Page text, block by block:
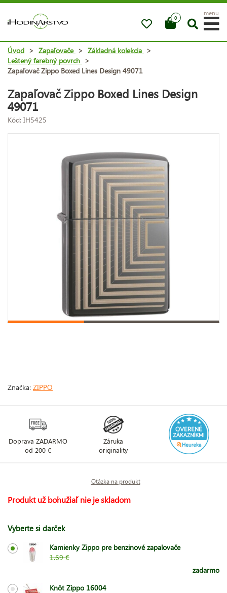
0
menu
Úvod > Zapaľovače > Základná kolekcia >
Leštený farebný povrch >
Zapaľovač Zippo Boxed Lines Design 49071
Zapaľovač Zippo Boxed Lines Design
49071
Kód: IH5425
Značka: ZIPPO
Doprava ZADARMO
od 200 €
Záruka
originality
Otázka na produkt
Produkt už bohužiaľ nie je skladom
Vyberte si darček
Kamienky Zippo pre benzinové zapalovače
1.69 €
zadarmo
Knôt Zippo 16004